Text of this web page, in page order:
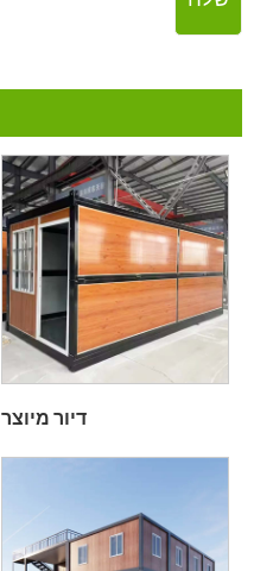
דיור מיוצר